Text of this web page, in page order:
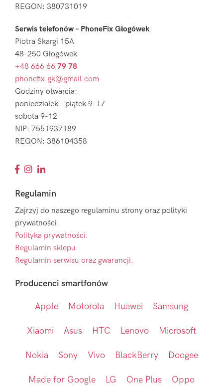
REGON: 380731019
Serwis telefonów – PhoneFix Głogówek:
Piotra Skargi 15A
48-250 Głogówek
+48 666 66 79 78
phonefix.gk@gmail.com
Godziny otwarcia:
poniedziałek – piątek 9-17
sobota 9-12
NIP: 7551937189
REGON: 386104358
Regulamin
Zajrzyj do naszego regulaminu strony oraz polityki
prywatności.
Polityka prywatności.
Regulamin sklepu.
Regulamin serwisu oraz gwarancji.
Producenci smartfonów
Apple Motorola Huawei Samsung
Xiaomi Asus HTC Lenovo Microsoft
Nokia Sony Vivo BlackBerry Doogee
Made for Google LG One Plus Oppo